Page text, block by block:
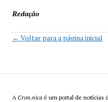
A Cron.nica é um portal de notícias
Redação
← Voltar para a página inicial